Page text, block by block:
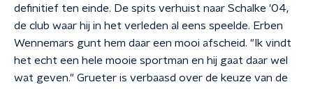
definitief ten einde. De spits verhuist naar Schalke '04,
de club waar hij in het verleden al eens speelde. Erben
Wennemars gunt hem daar een mooi afscheid. "Ik vindt
het echt een hele mooie sportman en hij gaat daar wel
wat geven." Grueter is verbaasd over de keuze van de